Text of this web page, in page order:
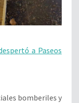
a Paseos
bomberiles y